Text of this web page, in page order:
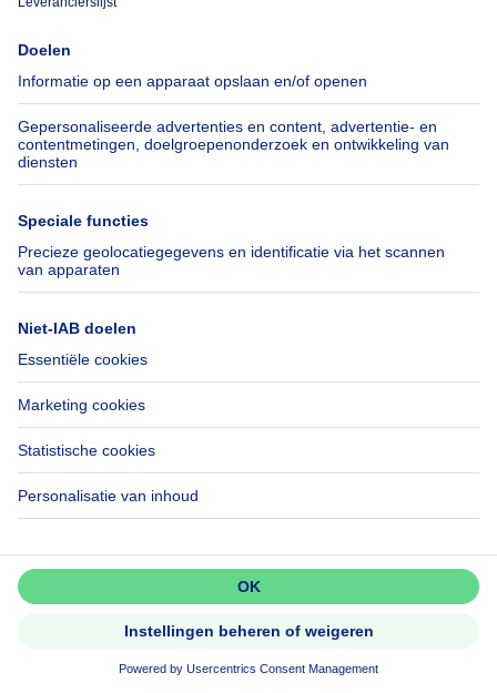
Immoweb
Pers
Jobs
Axel Springer Group
SeLoger.com
Immowelt.de
Belfius
Verzekeringen
Verhuis checklist
Hulp
Veelgestelde vragen
Toegankelijkheid
Contacteer ons
Volg ons
LinkedIn
Immoweb SA © 2026 - Alle rechten voorbehouden
Gebruiksvoorwaarden Cookie instellingen
Privacybeleid
Rangschikking regels
3044 -
d2b95f88ad4c2e3527743d6bd81664b3a2df8b8e -